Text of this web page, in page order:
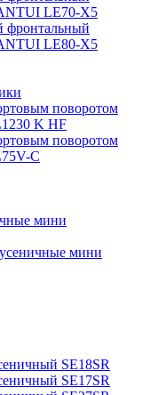
LE70-X5
фронтальный
LE80-X5
поворотом
K HF
поворотом
C
мини
мини
SE18SR
SE17SR